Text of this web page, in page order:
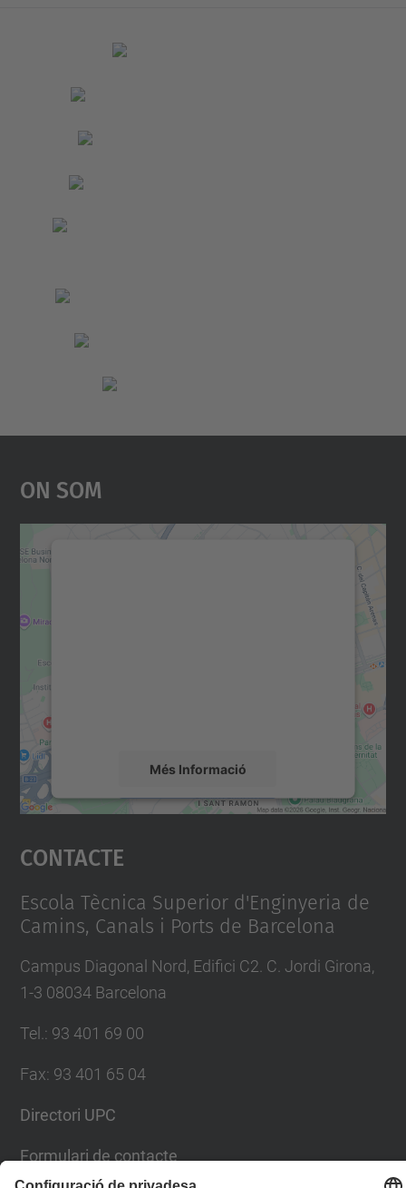
On Som
Més Informació
Accepta
powered by
Contacte
Escola Tècnica Superior d'Enginyeria de
Camins, Canals i Ports de Barcelona
Campus Diagonal Nord, Edifici C2. C. Jordi Girona,
1-3 08034 Barcelona
Tel.: 93 401 69 00
Fax: 93 401 65 04
Directori UPC
Formulari de contacte